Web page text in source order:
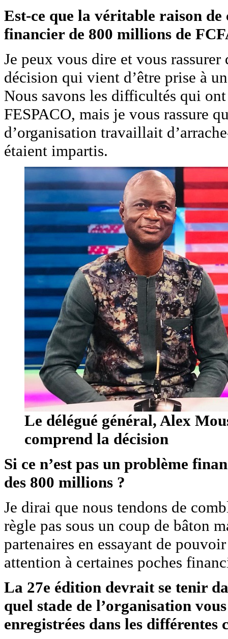
Est-ce que la véritable raison de
financier de 800 millions de
Je peux vous dire et vous
décision qui vient d’être prise à
Nous savons les difficultés qui
FESPACO, mais je vous rassure
d’organisation travaillait
étaient impartis.
Le délégué général, Alex
comprend la décision
Si ce n’est pas un problème
des 800 millions ?
Je dirai que nous tendons de
règle pas sous un coup de bâton
partenaires en essayant de
attention à certaines poches
La 27e édition devrait se tenir
quel stade de l’organisation
enregistrées dans les différentes